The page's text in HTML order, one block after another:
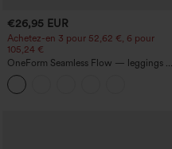
€26,95 EUR
Achetez-en 3 pour 52,62 €, 6 pour
105,24 €
OneForm Seamless Flow — leggings de
yoga sans coutures, taille mi-haute, effet
gainant pour le ventre et liftant pour les
fesses